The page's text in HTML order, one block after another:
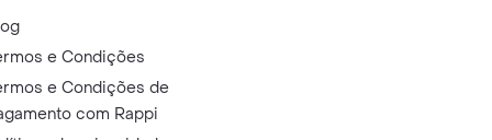
e Condições
e Condições de
com Rappi